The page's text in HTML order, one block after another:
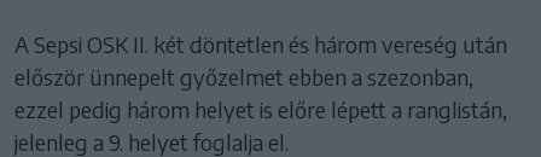
A Sepsi OSK II. két döntetlen és három vereség után
először ünnepelt győzelmet ebben a szezonban,
ezzel pedig három helyet is előre lépett a ranglistán,
jelenleg a 9. helyet foglalja el.